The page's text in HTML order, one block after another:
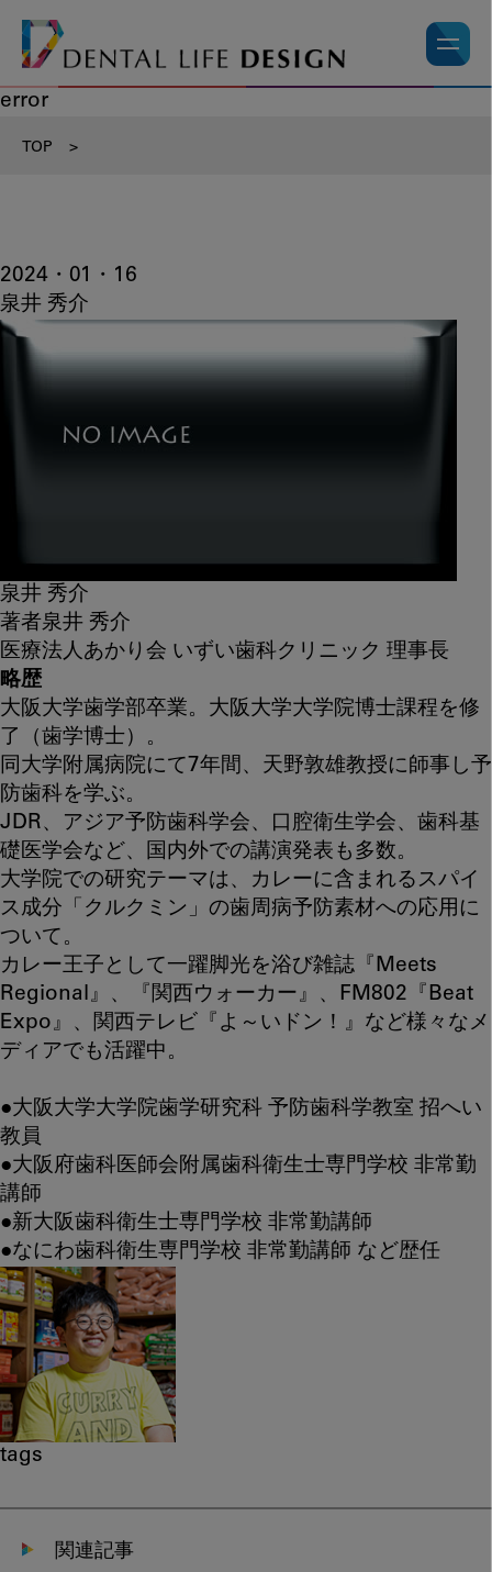
error
TOP >
2024・01・16
泉井 秀介
泉井 秀介
著者泉井 秀介
医療法人あかり会 いずい歯科クリニック 理事長
略歴
大阪大学歯学部卒業。大阪大学大学院博士課程を修
了（歯学博士）。
同大学附属病院にて7年間、天野敦雄教授に師事し予
防歯科を学ぶ。
JDR、アジア予防歯科学会、口腔衛生学会、歯科基
礎医学会など、国内外での講演発表も多数。
大学院での研究テーマは、カレーに含まれるスパイ
ス成分「クルクミン」の歯周病予防素材への応用に
ついて。
カレー王子として一躍脚光を浴び雑誌『Meets
Regional』、『関西ウォーカー』、FM802『Beat
Expo』、関西テレビ『よ～いドン！』など様々なメ
ディアでも活躍中。
●大阪大学大学院歯学研究科 予防歯科学教室 招へい
教員
●大阪府歯科医師会附属歯科衛生士専門学校 非常勤
講師
●新大阪歯科衛生士専門学校 非常勤講師
●なにわ歯科衛生専門学校 非常勤講師 など歴任
tags
関連記事